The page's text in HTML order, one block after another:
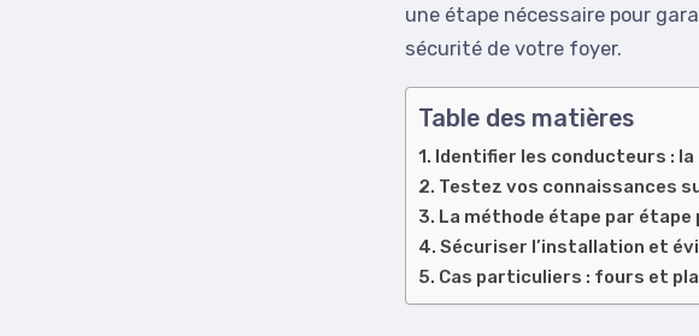
une étape nécessaire pour
sécurité de votre foyer.
Table des matières
Identifier les conducteurs :
Testez vos connaissances
La méthode étape par
Sécuriser l’installation et
Cas particuliers : fours et